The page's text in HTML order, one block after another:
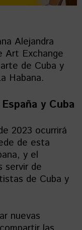
Alejandra
Art Exchange
de Cuba y
Habana.
y Cuba
2023 ocurrirá
de esta
y el
servir de
de Cuba y
nuevas